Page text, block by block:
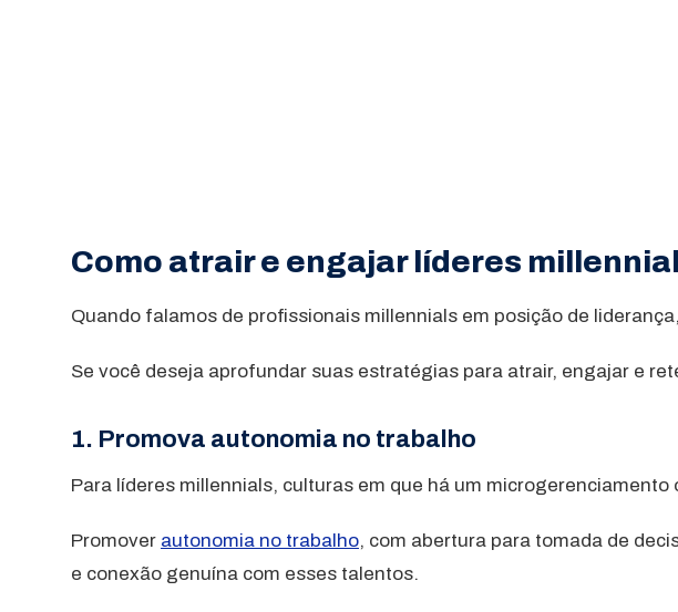
Como atrair e engajar líderes
Quando falamos de profissionais millennials em posição de
Se você deseja aprofundar suas estratégias para atrair, engajar e
1. Promova autonomia no trabalho
Para líderes millennials, culturas em que há um
Promover autonomia no trabalho, com abertura para tomada de
e conexão genuína com esses talentos.